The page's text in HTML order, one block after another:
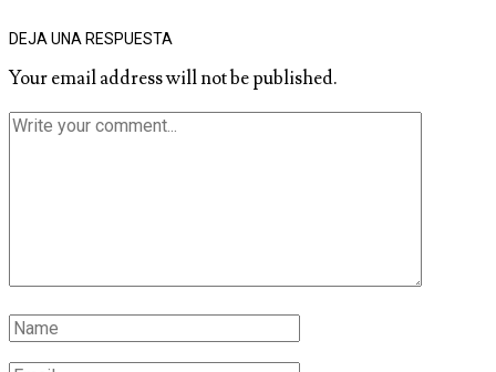
DEJA UNA RESPUESTA
Your email address will not be published.